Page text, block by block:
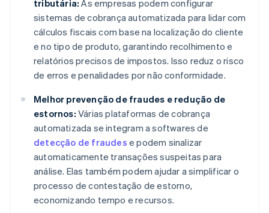
tributária: As empresas podem configurar
sistemas de cobrança automatizada para lidar com
cálculos fiscais com base na localização do cliente
e no tipo de produto, garantindo recolhimento e
relatórios precisos de impostos. Isso reduz o risco
de erros e penalidades por não conformidade.
Melhor prevenção de fraudes e redução de
estornos: Várias plataformas de cobrança
automatizada se integram a softwares de
detecção de fraudes e podem sinalizar
automaticamente transações suspeitas para
análise. Elas também podem ajudar a simplificar o
processo de contestação de estorno,
economizando tempo e recursos.